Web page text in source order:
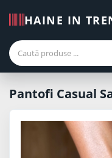
HAINE IN
Pantofi Casual